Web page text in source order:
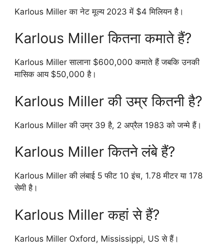
Karlous Miller का नेट मूल्य 2023 में $4 मिलियन है।
Karlous Miller कितना कमाते हैं?
Karlous Miller सालाना $600,000 कमाते हैं जबकि उनकी
मासिक आय $50,000 है।
Karlous Miller की उम्र कितनी है?
Karlous Miller की उम्र 39 है, 2 अप्रैल 1983 को जन्मे हैं।
Karlous Miller कितने लंबे हैं?
Karlous Miller की लंबाई 5 फीट 10 इंच, 1.78 मीटर या 178
सेमी है।
Karlous Miller कहां से हैं?
Karlous Miller Oxford, Mississippi, US से हैं।